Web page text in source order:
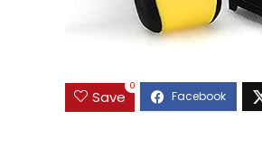
Save
0